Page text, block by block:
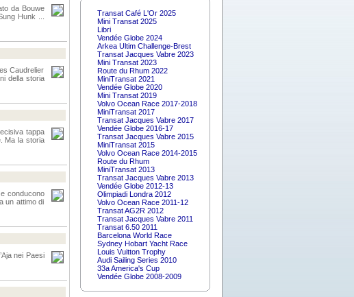
da Bouwe
Hunk ...
Caudrelier
della storia
tappa
Ma la storia
conducono
un attimo di
nei Paesi
Transat Café L'Or 2025
Mini Transat 2025
Libri
Vendée Globe 2024
Arkea Ultim Challenge-Brest
Transat Jacques Vabre 2023
Mini Transat 2023
Route du Rhum 2022
MiniTransat 2021
Vendée Globe 2020
Mini Transat 2019
Volvo Ocean Race 2017-2018
MiniTransat 2017
Transat Jacques Vabre 2017
Vendée Globe 2016-17
Transat Jacques Vabre 2015
MiniTransat 2015
Volvo Ocean Race 2014-2015
Route du Rhum
MiniTransat 2013
Transat Jacques Vabre 2013
Vendée Globe 2012-13
Olimpiadi Londra 2012
Volvo Ocean Race 2011-12
Transat AG2R 2012
Transat Jacques Vabre 2011
Transat 6.50 2011
Barcelona World Race
Sydney Hobart Yacht Race
Louis Vuitton Trophy
Audi Sailing Series 2010
33a America's Cup
Vendée Globe 2008-2009